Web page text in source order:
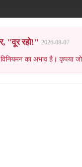
"दूर रहो!" 2026-08-07
का अभाव है। कृपया